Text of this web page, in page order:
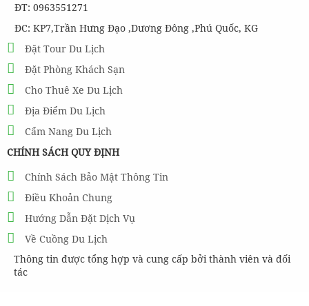
ĐT: 0963551271
ĐC: KP7,Trần Hưng Đạo ,Dương Đông ,Phú Quốc, KG
Đặt Tour Du Lịch
Đặt Phòng Khách Sạn
Cho Thuê Xe Du Lịch
Địa Điểm Du Lịch
Cẩm Nang Du Lịch
CHÍNH SÁCH QUY ĐỊNH
Chính Sách Bảo Mật Thông Tin
Điều Khoản Chung
Hướng Dẫn Đặt Dịch Vụ
Về Cuồng Du Lịch
Thông tin được tổng hợp và cung cấp bởi thành viên và đối
tác